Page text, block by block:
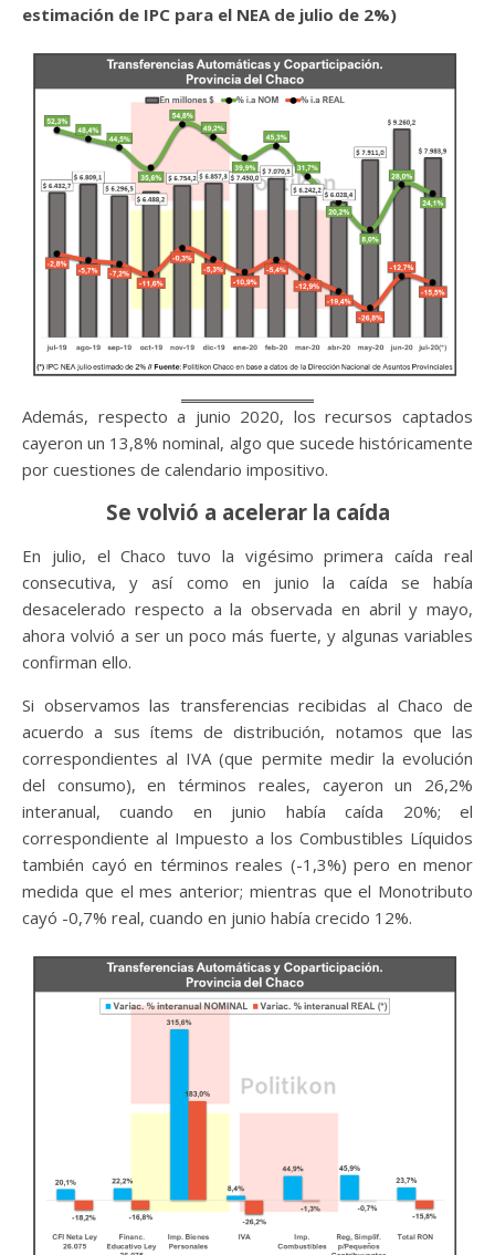
estimación de IPC para el NEA de julio de 2%)
Además, respecto a junio 2020, los recursos captados
cayeron un 13,8% nominal, algo que sucede históricamente
por cuestiones de calendario impositivo.
Se volvió a acelerar la caída
En julio, el Chaco tuvo la vigésimo primera caída real
consecutiva, y así como en junio la caída se había
desacelerado respecto a la observada en abril y mayo,
ahora volvió a ser un poco más fuerte, y algunas variables
confirman ello.
Si observamos las transferencias recibidas al Chaco de
acuerdo a sus ítems de distribución, notamos que las
correspondientes al IVA (que permite medir la evolución
del consumo), en términos reales, cayeron un 26,2%
interanual, cuando en junio había caída 20%; el
correspondiente al Impuesto a los Combustibles Líquidos
también cayó en términos reales (-1,3%) pero en menor
medida que el mes anterior; mientras que el Monotributo
cayó -0,7% real, cuando en junio había crecido 12%.